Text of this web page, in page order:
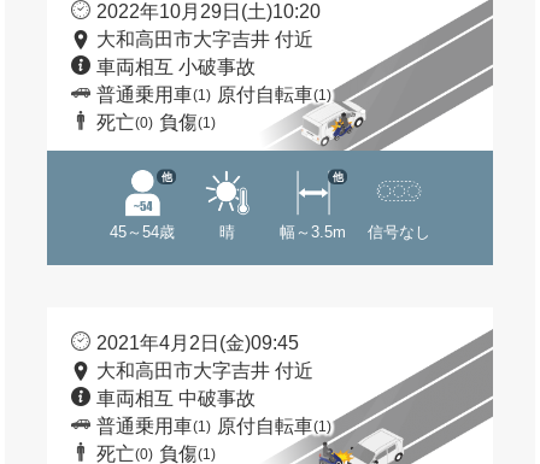
2022年10月29日(土)10:20
大和高田市大字吉井 付近
車両相互 小破事故
普通乗用車(1) 原付自転車(1)
死亡(0) 負傷(1)
45～54歳
他
晴 幅～3.5m
他
信号なし
2021年4月2日(金)09:45
大和高田市大字吉井 付近
車両相互 中破事故
普通乗用車(1) 原付自転車(1)
死亡(0) 負傷(1)